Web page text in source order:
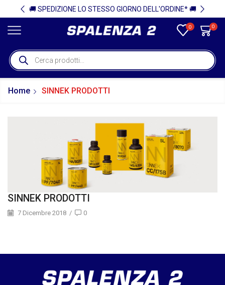
🚚 SPEDIZIONE LO STESSO GIORNO DELL'ORDINE* 🚚
0 0
Home SINNEK PRODOTTI
SINNEK PRODOTTI
7 Dicembre 2018 / 0